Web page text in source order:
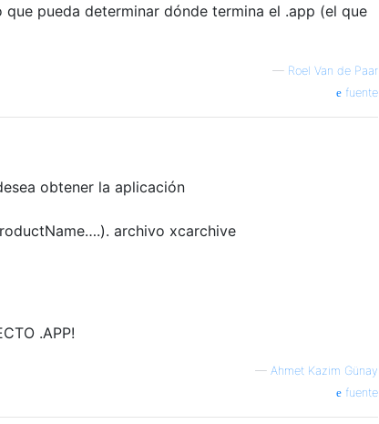
pueda determinar dónde termina el .app (el que
— Roel Van de Paar
fuente
obtener la aplicación
archivo xcarchive
.APP!
— Ahmet Kazim Günay
fuente